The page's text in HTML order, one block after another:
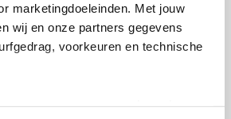
marketingdoeleinden. Met jouw
wij en onze partners gegevens
voorkeuren en technische